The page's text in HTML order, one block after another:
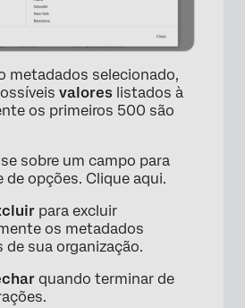
metadados selecionado,
valores listados à
os primeiros 500 são
sobre um campo para
de opções. Clique aqui.
para excluir
os metadados
de sua organização.
quando terminar de